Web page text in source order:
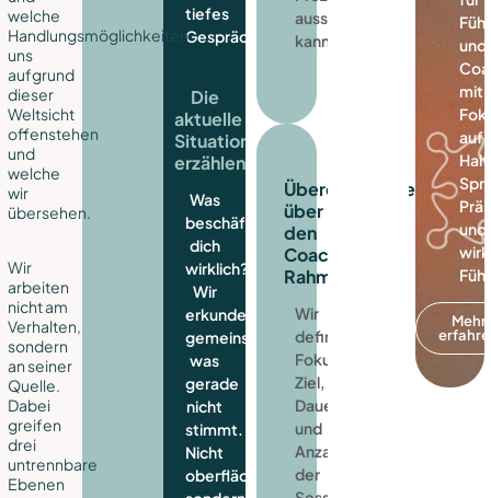
welche
Handlungsmöglichkeiten
uns
aufgrund
dieser
Weltsicht
offenstehen
und
welche
wir
übersehen.
Wir
arbeiten
nicht am
Verhalten,
sondern
an seiner
Quelle.
Dabei
greifen
drei
untrennbare
Ebenen
tiefes
Gespräch.
Die
aktuelle
Situation
erzählen
Was
beschäftigt
dich
wirklich?
Wir
erkunden
gemeinsam,
was
gerade
nicht
stimmt.
Nicht
oberflächlich,
aussehen
kann.
Übereinkommen
über
den
Coaching-
Rahmen
Wir
definieren
Fokus,
Ziel,
Dauer
und
Anzahl
der
und
mit
auf
und
Mehr